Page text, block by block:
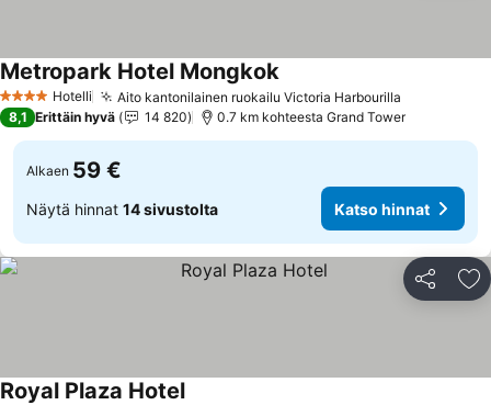
4 Tähtiluokitus
Hotelli Aito kantonilainen ruokailu Victoria Harbourilla
Metropark Hotel Mongkok
8,1 Erittäin hyvä 14 820 0.7 km kohteesta Grand Tower
Alkaen 59 €
Näytä hinnat 14 sivustolta Katso hinnat
Jaa
Royal Plaza Hotel